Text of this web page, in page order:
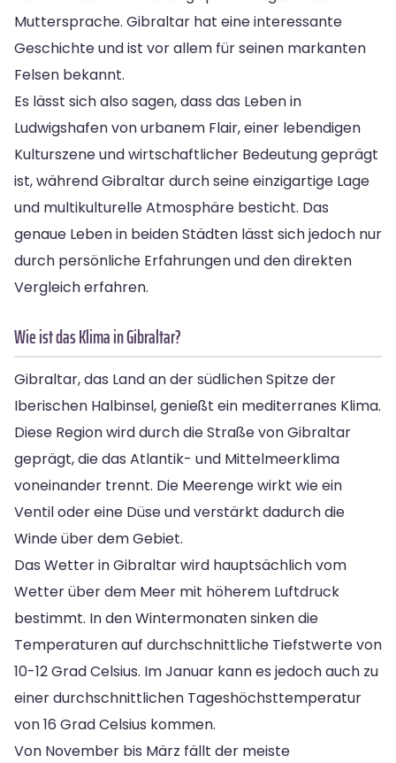
Muttersprache. Gibraltar hat eine interessante
Geschichte und ist vor allem für seinen markanten
Felsen bekannt.
Es lässt sich also sagen, dass das Leben in
Ludwigshafen von urbanem Flair, einer lebendigen
Kulturszene und wirtschaftlicher Bedeutung geprägt
ist, während Gibraltar durch seine einzigartige Lage
und multikulturelle Atmosphäre besticht. Das
genaue Leben in beiden Städten lässt sich jedoch nur
durch persönliche Erfahrungen und den direkten
Vergleich erfahren.
Wie ist das Klima in Gibraltar?
Gibraltar, das Land an der südlichen Spitze der
Iberischen Halbinsel, genießt ein mediterranes Klima.
Diese Region wird durch die Straße von Gibraltar
geprägt, die das Atlantik- und Mittelmeerklima
voneinander trennt. Die Meerenge wirkt wie ein
Ventil oder eine Düse und verstärkt dadurch die
Winde über dem Gebiet.
Das Wetter in Gibraltar wird hauptsächlich vom
Wetter über dem Meer mit höherem Luftdruck
bestimmt. In den Wintermonaten sinken die
Temperaturen auf durchschnittliche Tiefstwerte von
10-12 Grad Celsius. Im Januar kann es jedoch auch zu
einer durchschnittlichen Tageshöchsttemperatur
von 16 Grad Celsius kommen.
Von November bis März fällt der meiste